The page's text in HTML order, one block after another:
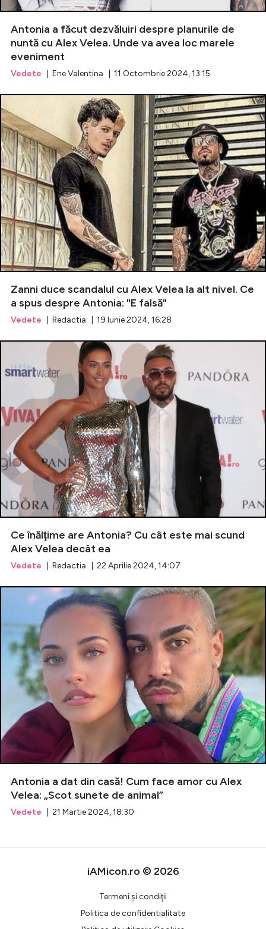
Antonia a făcut dezvăluiri despre planurile de
nuntă cu Alex Velea. Unde va avea loc marele
eveniment
Vedete | Ene Valentina | 11 Octombrie 2024, 13:15
Zanni duce scandalul cu Alex Velea la alt nivel. Ce
a spus despre Antonia: "E falsă"
Vedete | Redactia | 19 Iunie 2024, 16:28
Ce înălţime are Antonia? Cu cât este mai scund
Alex Velea decât ea
Vedete | Redactia | 22 Aprilie 2024, 14:07
Antonia a dat din casă! Cum face amor cu Alex
Velea: „Scot sunete de animal”
Vedete | 21 Martie 2024, 18:30
iAMicon.ro © 2026
Termeni şi condiţii
Politica de confidentialitate